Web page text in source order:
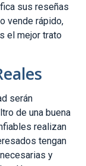
sus reseñas
vende rápido,
el mejor trato
serán
de una buena
realizan
tengan
y